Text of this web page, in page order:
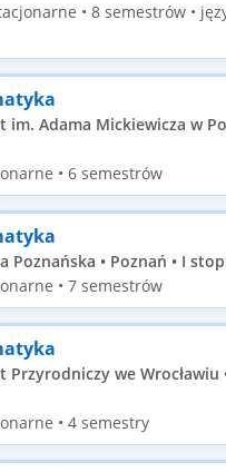
• 8 semestrów •
im. Adama Mickiewicza w
• 6 semestrów
Poznańska • Poznań • I
• 7 semestrów
we Wrocławiu
• 4 semestry